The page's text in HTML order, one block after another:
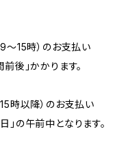
15時）のお支払い
後」かかります。
時以降）のお支払い
」の午前中となります。